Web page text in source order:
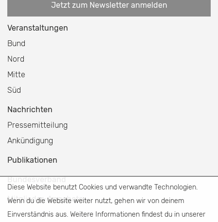
Diese Website benutzt Cookies und verwandte Technologien.
Wenn du die Website weiter nutzt, gehen wir von deinem
Einverständnis aus. Weitere Informationen findest du in unserer
Jetzt zum Newsletter anmelden
Veranstaltungen
Bund
Nord
Mitte
Süd
Nachrichten
Pressemitteilung
Ankündigung
Publikationen
Bundesverband
Mitglieder-Angebote